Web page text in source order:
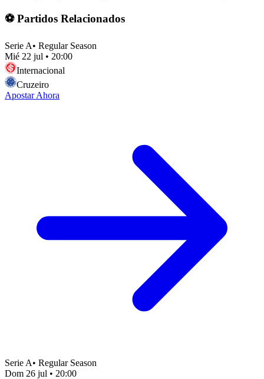
⚽ Partidos Relacionados
Serie A• Regular Season
Mié 22 jul • 20:00
Internacional
Cruzeiro
Apostar Ahora
Serie A• Regular Season
Dom 26 jul • 20:00